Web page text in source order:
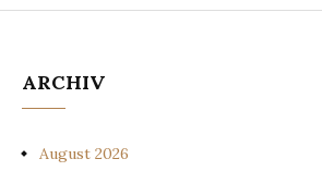
ARCHIV
August 2026